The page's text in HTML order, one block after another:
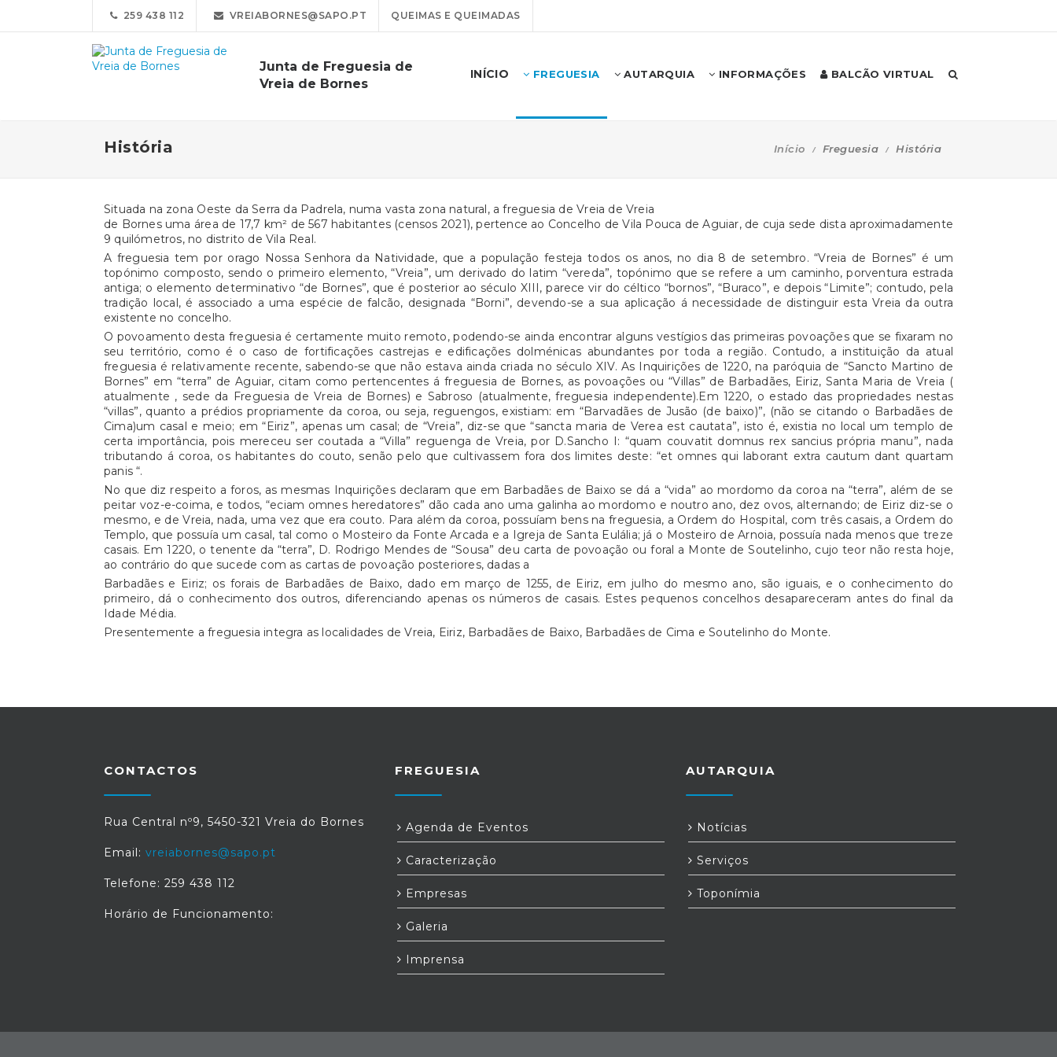
259 438 112 VREIABORNES@SAPO.PT QUEIMAS E QUEIMADAS
Junta de Freguesia de
Vreia de Bornes
INÍCIO FREGUESIA AUTARQUIA INFORMAÇÕES BALCÃO VIRTUAL
História Início Freguesia História
Situada na zona Oeste da Serra da Padrela, numa vasta zona natural, a freguesia de Vreia de Vreia
de Bornes uma área de 17,7 km² de 567 habitantes (censos 2021), pertence ao Concelho de Vila Pouca de Aguiar, de cuja sede dista aproximadamente
9 quilómetros, no distrito de Vila Real.
A freguesia tem por orago Nossa Senhora da Natividade, que a população festeja todos os anos, no dia 8 de setembro. “Vreia de Bornes” é um
topónimo composto, sendo o primeiro elemento, “Vreia”, um derivado do latim “vereda”, topónimo que se refere a um caminho, porventura estrada
antiga; o elemento determinativo “de Bornes”, que é posterior ao século XIII, parece vir do céltico “bornos”, “Buraco”, e depois “Limite”; contudo, pela
tradição local, é associado a uma espécie de falcão, designada “Borni”, devendo-se a sua aplicação á necessidade de distinguir esta Vreia da outra
existente no concelho.
O povoamento desta freguesia é certamente muito remoto, podendo-se ainda encontrar alguns vestígios das primeiras povoações que se fixaram no
seu território, como é o caso de fortificações castrejas e edificações dolménicas abundantes por toda a região. Contudo, a instituição da atual
freguesia é relativamente recente, sabendo-se que não estava ainda criada no século XIV. As Inquirições de 1220, na paróquia de “Sancto Martino de
Bornes” em “terra” de Aguiar, citam como pertencentes á freguesia de Bornes, as povoações ou “Villas” de Barbadães, Eiriz, Santa Maria de Vreia (
atualmente , sede da Freguesia de Vreia de Bornes) e Sabroso (atualmente, freguesia independente).Em 1220, o estado das propriedades nestas
“villas”, quanto a prédios propriamente da coroa, ou seja, reguengos, existiam: em “Barvadães de Jusão (de baixo)”, (não se citando o Barbadães de
Cima)um casal e meio; em “Eiriz”, apenas um casal; de “Vreia”, diz-se que “sancta maria de Verea est cautata”, isto é, existia no local um templo de
certa importância, pois mereceu ser coutada a “Villa” reguenga de Vreia, por D.Sancho I: “quam couvatit domnus rex sancius própria manu”, nada
tributando á coroa, os habitantes do couto, senão pelo que cultivassem fora dos limites deste: “et omnes qui laborant extra cautum dant quartam
panis “.
No que diz respeito a foros, as mesmas Inquirições declaram que em Barbadães de Baixo se dá a “vida” ao mordomo da coroa na “terra”, além de se
peitar voz-e-coima, e todos, “eciam omnes heredatores” dão cada ano uma galinha ao mordomo e noutro ano, dez ovos, alternando; de Eiriz diz-se o
mesmo, e de Vreia, nada, uma vez que era couto. Para além da coroa, possuíam bens na freguesia, a Ordem do Hospital, com três casais, a Ordem do
Templo, que possuía um casal, tal como o Mosteiro da Fonte Arcada e a Igreja de Santa Eulália; já o Mosteiro de Arnoia, possuía nada menos que treze
casais. Em 1220, o tenente da “terra”, D. Rodrigo Mendes de “Sousa” deu carta de povoação ou foral a Monte de Soutelinho, cujo teor não resta hoje,
ao contrário do que sucede com as cartas de povoação posteriores, dadas a
Barbadães e Eiriz; os forais de Barbadães de Baixo, dado em março de 1255, de Eiriz, em julho do mesmo ano, são iguais, e o conhecimento do
primeiro, dá o conhecimento dos outros, diferenciando apenas os números de casais. Estes pequenos concelhos desapareceram antes do final da
Idade Média.
Presentemente a freguesia integra as localidades de Vreia, Eiriz, Barbadães de Baixo, Barbadães de Cima e Soutelinho do Monte.
CONTACTOS
Rua Central nº9, 5450-321 Vreia do Bornes
Email: vreiabornes@sapo.pt
Telefone: 259 438 112
Horário de Funcionamento:
FREGUESIA
Agenda de Eventos
Caracterização
Empresas
Galeria
Imprensa
AUTARQUIA
Notícias
Serviços
Toponímia